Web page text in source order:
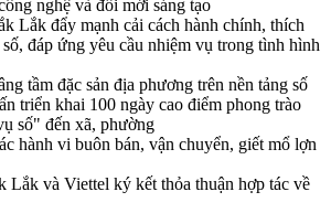
nghệ và đổi mới sáng tạo
Lắk đẩy mạnh cải cách hành chính, thích
đáp ứng yêu cầu nhiệm vụ trong tình hình
tầm đặc sản địa phương trên nền tảng số
triển khai 100 ngày cao điểm phong trào
số" đến xã, phường
hành vi buôn bán, vận chuyển, giết mổ lợn
và Viettel ký kết thỏa thuận hợp tác về